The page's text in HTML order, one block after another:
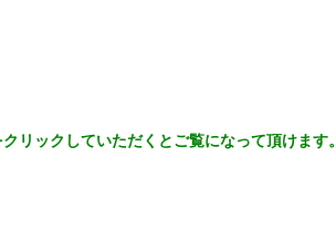
リックしていただくとご覧になって頂けます。